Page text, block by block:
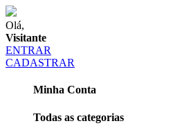
Olá,
Visitante
ENTRAR
CADASTRAR
Minha Conta
Todas as categorias